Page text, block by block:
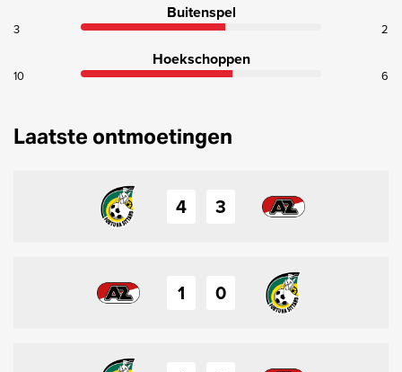
Buitenspel
3 2
Hoekschoppen
10 6
Laatste ontmoetingen
4 3
1 0